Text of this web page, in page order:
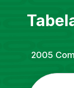
2005